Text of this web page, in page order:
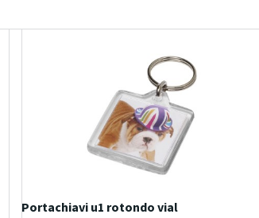
Portachiavi u1 rotondo vial